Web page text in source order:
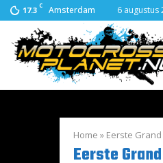
17.3 C Amsterdam 6 augustus
Home » Eerste
Eerste